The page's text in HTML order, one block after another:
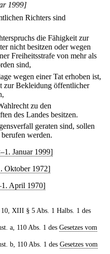
1999]
Richters sind
die Fähigkeit zur
nicht besitzen oder wegen
Freiheitsstrafe von mehr als
sind,
wegen einer Tat erhoben ist,
zur Bekleidung öffentlicher
zu den
des Landes besitzen.
geraten sind, sollen
werden.
Januar 1999]
Oktober 1972]
April 1970]
XIII § 5 Abs. 1 Halbs. 1 des
a, 110 Abs. 1 des Gesetzes vom
b, 110 Abs. 1 des Gesetzes vom